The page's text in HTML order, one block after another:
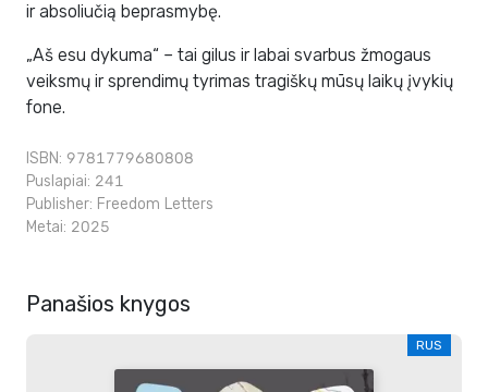
ir absoliučią beprasmybę.
„Aš esu dykuma“ – tai gilus ir labai svarbus žmogaus
veiksmų ir sprendimų tyrimas tragiškų mūsų laikų įvykių
fone.
ISBN: 9781779680808
Puslapiai: 241
Publisher: Freedom Letters
Metai: 2025
Panašios knygos
RUS